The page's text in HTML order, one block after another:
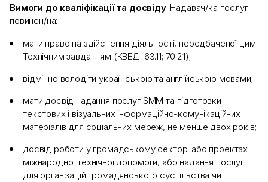
Вимоги до кваліфікації та досвіду: Надавач/ка послуг
повинен/на:
мати право на здійснення діяльності, передбаченої цим
Технічним завданням (КВЕД: 63.11; 70.21);
відмінно володіти українською та англійською мовами;
мати досвід надання послуг SMM та підготовки
текстових і візуальних інформаційно-комунікаційних
матеріалів для соціальних мереж, не менше двох років;
досвід роботи у громадському секторі або проектах
міжнародної технічної допомоги, або надання послуг
для організацій громадянського суспільства чи